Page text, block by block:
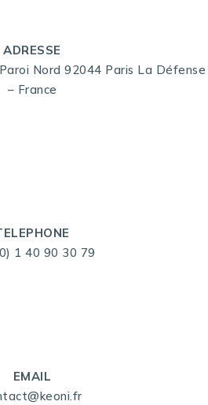
ADRESSE
Nord 92044 Paris La Défense
– France
1 40 90 30 79
EMAIL